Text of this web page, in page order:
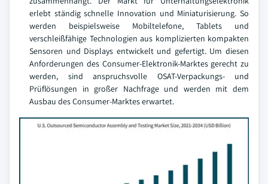
erlebt ständig schnelle Innovation und Miniaturisierung. So
werden beispielsweise Mobiltelefone, Tablets und
verschleißfähige Technologien aus komplizierten kompakten
Sensoren und Displays entwickelt und gefertigt. Um diesen
Anforderungen des Consumer-Elektronik-Marktes gerecht zu
werden, sind anspruchsvolle OSAT-Verpackungs- und
Prüflösungen in großer Nachfrage und werden mit dem
Ausbau des Consumer-Marktes erwartet.